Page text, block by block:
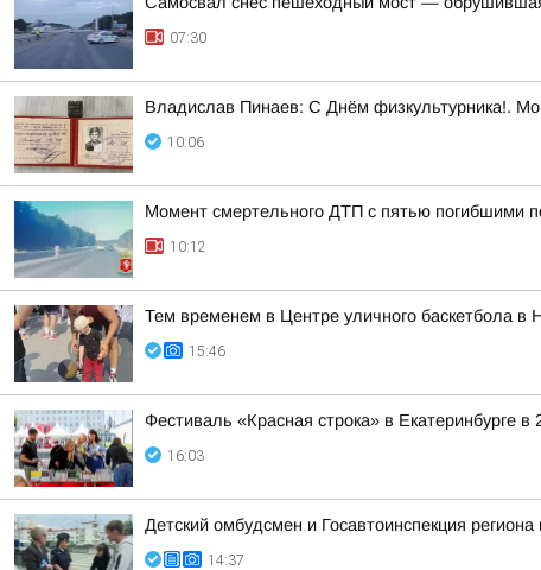
07:30
Владислав Пинаев: С Днём физкультурника!.
10:06
Момент смертельного ДТП с пятью погибшими
10:12
Тем временем в Центре уличного баскетбола в
15:46
Фестиваль «Красная строка» в Екатеринбурге
16:03
Детский омбудсмен и Госавтоинспекция
14:37